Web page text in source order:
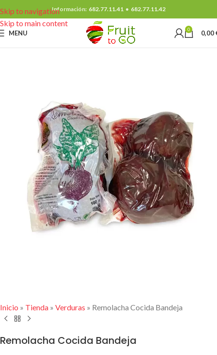
Skip to navigation
Skip to main content
Información: 682.77.11.41• 682.77.11.42
MENU 0 0,00
Inicio » Tienda » Verduras » Remolacha Cocida Bandeja
Remolacha Cocida Bandeja